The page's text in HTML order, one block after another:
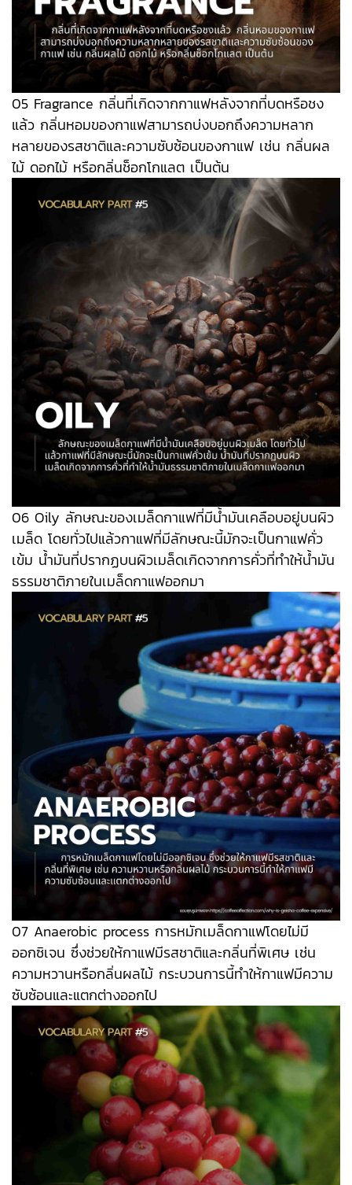
05 Fragrance กลิ่นที่เกิดจากกาแฟหลังจากที่บดหรือชง
แล้ว กลิ่นหอมของกาแฟสามารถบ่งบอกถึงความหลาก
หลายของรสชาติและความซับซ้อนของกาแฟ เช่น กลิ่นผล
ไม้ ดอกไม้ หรือกลิ่นช็อกโกแลต เป็นต้น
06 Oily ลักษณะของเมล็ดกาแฟที่มีน้ำมันเคลือบอยู่บนผิว
เมล็ด โดยทั่วไปแล้วกาแฟที่มีลักษณะนี้มักจะเป็นกาแฟคั่ว
เข้ม น้ำมันที่ปรากฏบนผิวเมล็ดเกิดจากการคั่วที่ทำให้น้ำมัน
ธรรมชาติภายในเมล็ดกาแฟออกมา
07 Anaerobic process การหมักเมล็ดกาแฟโดยไม่มี
ออกซิเจน ซึ่งช่วยให้กาแฟมีรสชาติและกลิ่นที่พิเศษ เช่น
ความหวานหรือกลิ่นผลไม้ กระบวนการนี้ทำให้กาแฟมีความ
ซับซ้อนและแตกต่างออกไป